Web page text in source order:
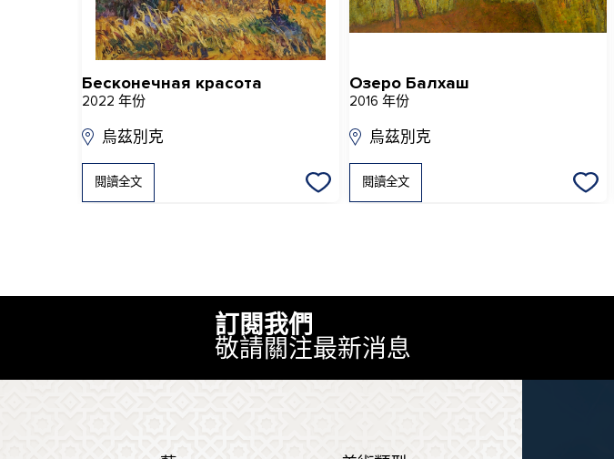
Бесконечная красота
2022 年份
烏茲別克
閱讀全文
Озеро Балхаш
2016 年份
烏茲別克
閱讀全文
訂閱我們
敬請關注最新消息